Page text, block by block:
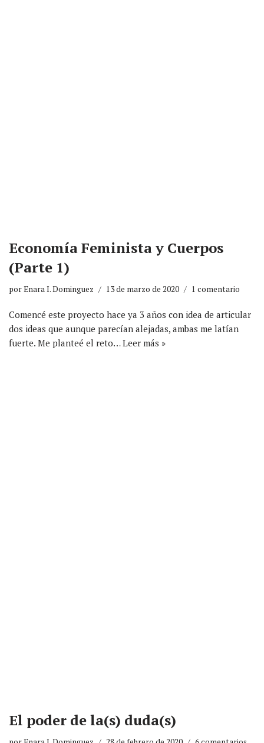
Economía Feminista y Cuerpos
(Parte 1)
porEnara I. Dominguez 13 de marzo de 2020 1 comentario
Comencé este proyecto hace ya 3 años con idea de articular
dos ideas que aunque parecían alejadas, ambas me latían
fuerte. Me planteé el reto…Leer más »
El poder de la(s) duda(s)